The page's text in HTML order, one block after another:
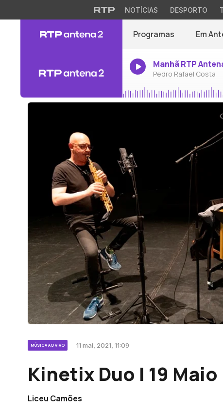
NOTÍCIAS DESPORTO
Programas Em
Manhã RTP
Pedro Rafael Costa
MÚSICA AO VIVO 11 mai, 2021, 11:09
Kinetix Duo | 19 Maio
Liceu Camões